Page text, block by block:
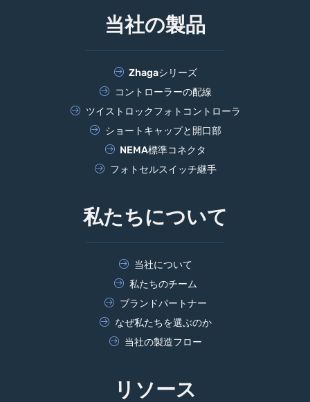
当社の製品
Zhagaシリーズ
コントローラーの配線
ツイストロックフォトコントローラ
ショートキャップと開口部
NEMA標準コネクタ
フォトセルスイッチ継手
私たちについて
当社について
私たちのチーム
ブランドパートナー
なぜ私たちを選ぶのか
当社の製造フロー
リソース